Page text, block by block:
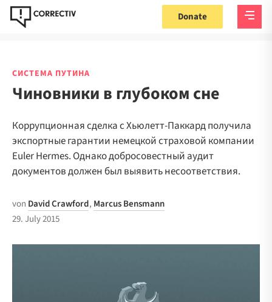
Donate
СИСТЕМА ПУТИНА
Чиновники в глубоком сне
Коррупционная сделка с Хьюлетт-Паккард получила
экспортные гарантии немецкой страховой компании
Euler Hermes. Однако добросовестный аудит
документов должен был выявить несоответствия.
von David Crawford, Marcus Bensmann
29. July 2015